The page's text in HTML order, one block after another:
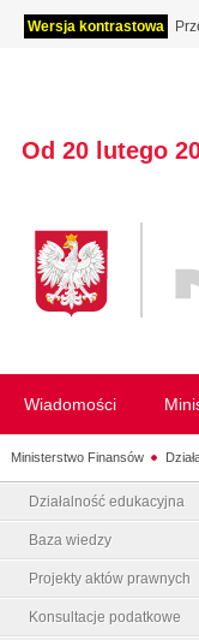
Wersja kontrastowa
Od 20 lutego
Wiadomości
Ministerstwo Finansów
Działalność edukacyjna
Baza wiedzy
Projekty aktów prawnych
Konsultacje podatkowe